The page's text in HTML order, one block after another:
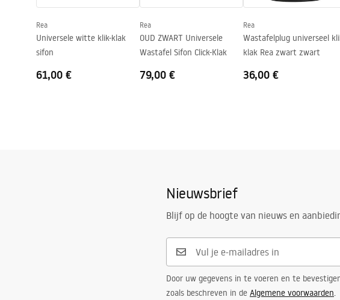
Kraangat
Nee
Overloopopening
Rea
Universele witte klik-klak
sifon
61,00 €
Rea
OUD ZWART Universele
Wastafel Sifon Click-Klak
79,00 €
Rea
Wastafelplug universeel
klak Rea zwart zwart
36,00 €
Nieuwsbrief
Blijf op de hoogte van nieuws en
Door uw gegevens in te voeren en te
zoals beschreven in de Algemene voorwaarden.